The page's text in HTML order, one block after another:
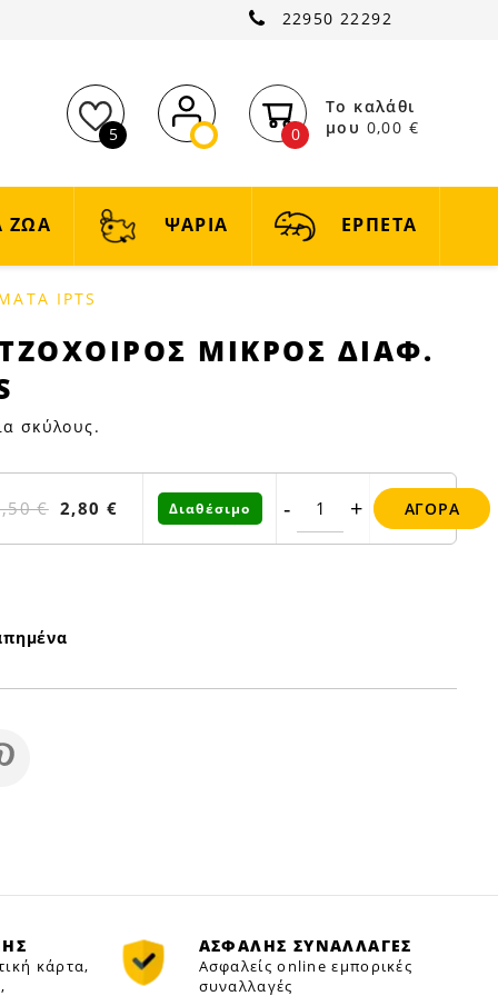
22950 22292
5 0
Το καλάθι
μου 0,00 €
ΖΩΑ ΨΑΡΙΑ ΕΡΠΕΤΑ
IPTS
ΜΙΚΡΟΣ ΔΙΑΦ.
σκύλους.
€ 2,80 € Διαθέσιμο - + ΑΓΟΡΆ
κάρτα,
ΑΣΦΑΛΗΣ ΣΥΝΑΛΛΑΓΕΣ
Ασφαλείς online εμπορικές
συναλλαγές